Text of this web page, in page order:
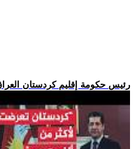
.. رئيس حكومة إقليم كردستان